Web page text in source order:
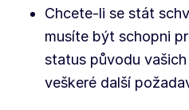
Chcete-li se stát
musíte být schopni
status původu
veškeré další